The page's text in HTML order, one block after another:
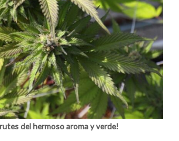
del hermoso aroma y verde!